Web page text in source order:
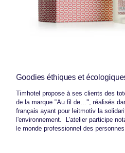
Goodies éthiques et
Timhotel propose à ses clients des
de la marque "Au fil de…", réalisés
français ayant pour leitmotiv la
l'environnement. L’atelier participe
le monde professionnel des